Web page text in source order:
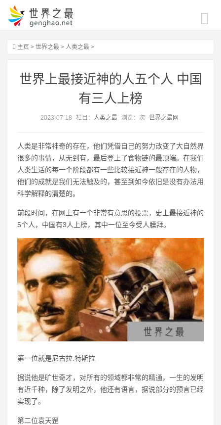
主页 > 世界之最 > 人类之最 >
世界上最接近神的人五个人 中国
有三人上榜
2023-07-18 栏目： 人类之最 浏览： 次 世界之最网
人类是非常神奇的存在，他们凭借自己的努力改变了大自然界
很多的事情，从无到有，最后登上了食物链的最顶端。在我们
人类生活的每一个阶段都有一些比较接近神一般存在的人物，
他们的成就是我们无法触及的，甚至到如今依旧是没有办法用
科学解释的清楚的。
前段时间，在网上有一个非常有意思的投票，史上最接近神的
5个人，中国有3人上榜，其中一位至今受人膜拜。
第一位就是尼古拉.特斯拉
据说他是旷世奇才，对所有的领域都非常的精通，一生的发明
有近千种，除了发明之外，他还有语言，据说部分的预言已经
实现了。
第二位袁天罡